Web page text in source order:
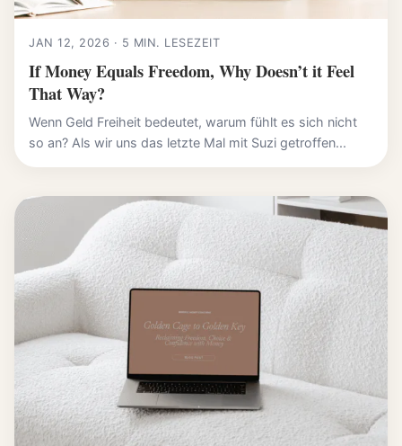
JAN 12, 2026 · 5 MIN. LESEZEIT
If Money Equals Freedom, Why Doesn’t it Feel
That Way?
Wenn Geld Freiheit bedeutet, warum fühlt es sich nicht
so an? Als wir uns das letzte Mal mit Suzi getroffen...